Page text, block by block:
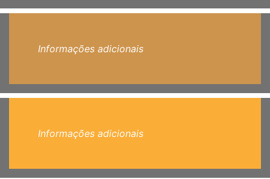
Informações adicionais
Informações adicionais